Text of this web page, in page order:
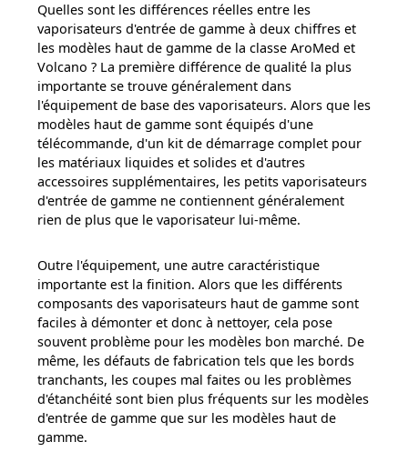
Quelles sont les différences réelles entre les
vaporisateurs d'entrée de gamme à deux chiffres et
les modèles haut de gamme de la classe AroMed et
Volcano ? La première différence de qualité la plus
importante se trouve généralement dans
l'équipement de base des vaporisateurs. Alors que les
modèles haut de gamme sont équipés d'une
télécommande, d'un kit de démarrage complet pour
les matériaux liquides et solides et d'autres
accessoires supplémentaires, les petits vaporisateurs
d'entrée de gamme ne contiennent généralement
rien de plus que le vaporisateur lui-même.
Outre l'équipement, une autre caractéristique
importante est la finition. Alors que les différents
composants des vaporisateurs haut de gamme sont
faciles à démonter et donc à nettoyer, cela pose
souvent problème pour les modèles bon marché. De
même, les défauts de fabrication tels que les bords
tranchants, les coupes mal faites ou les problèmes
d'étanchéité sont bien plus fréquents sur les modèles
d'entrée de gamme que sur les modèles haut de
gamme.